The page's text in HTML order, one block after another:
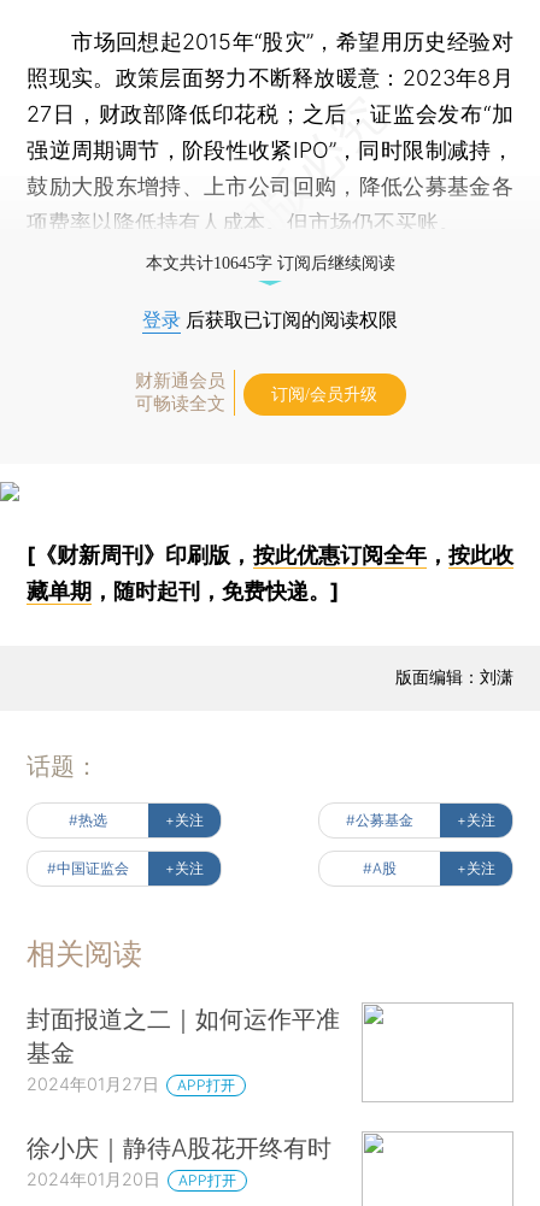
市场回想起2015年“股灾”，希望用历史经验对
照现实。政策层面努力不断释放暖意：2023年8月
27日，财政部降低印花税；之后，证监会发布“加
强逆周期调节，阶段性收紧IPO”，同时限制减持，
鼓励大股东增持、上市公司回购，降低公募基金各
项费率以降低持有人成本。但市场仍不买账。
本文共计10645字 订阅后继续阅读
登录 后获取已订阅的阅读权限
财新通会员
可畅读全文
订阅/会员升级
[《财新周刊》印刷版， 按此优惠订阅全年， 按此收
藏单期 ，随时起刊，免费快递。]
版面编辑：刘潇
话题：
#热选 +关注 #公募基金 +关注
#中国证监会 +关注 #A股 +关注
相关阅读
封面报道之二｜如何运作平准
基金
2024年01月27日 APP打开
徐小庆｜静待A股花开终有时
2024年01月20日 APP打开